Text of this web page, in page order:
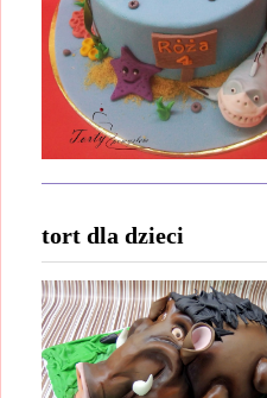
tort dla dzieci